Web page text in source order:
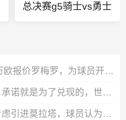
总决赛g5骑士vs勇士
佩杜拉：马竞4000万欧报价罗梅罗，为球员开出超600万欧年薪
佩德里晒染发照片：承诺就是为了兑现的，世界杯冠军=金发佩德里
世体：亚特兰大联考虑引进莫拉塔，球员认为自己还能留在顶级联赛